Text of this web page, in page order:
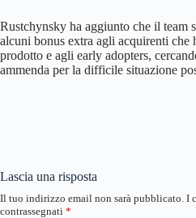
Rustchynsky ha aggiunto che il team
alcuni bonus extra agli acquirenti che
prodotto e agli early adopters,
ammenda per la difficile situazione
Lascia una risposta
Il tuo indirizzo email non sarà pubblicato. I
contrassegnati *